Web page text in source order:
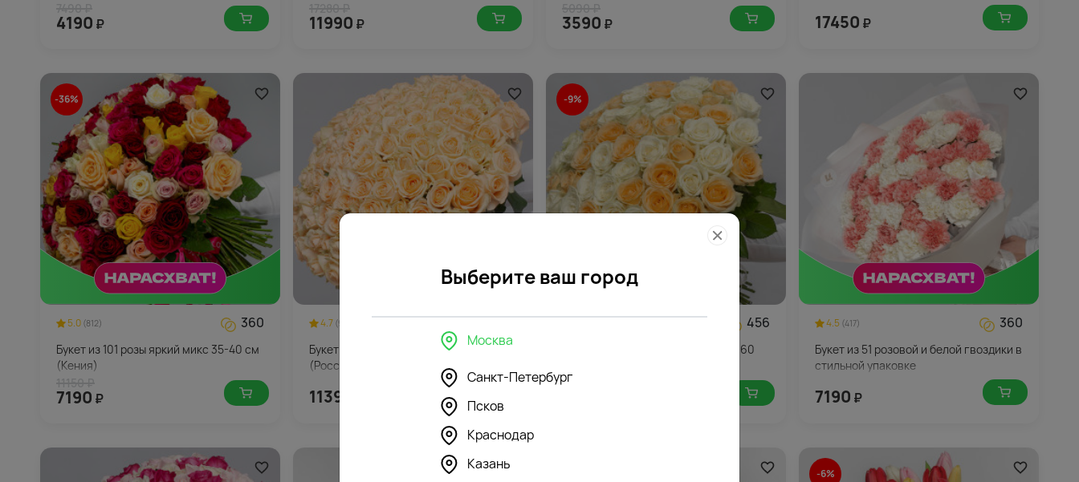
4190 ₽ 11990 ₽ 3590 ₽ 17450 ₽
-36%
5.0 (812) 360
Букет из 101 розы яркий микс 35-40 см
(Кения)
7190 ₽
4.7 (944) 570
Букет из 101 кремовой розы 35-40 см
(Россия) под ленту
11390
-9%
456
Букет из 51 розы нежный микс 50-60
9985 ₽
4.5 (417) 360
Букет из 51 розовой и белой гвоздики в
стильной упаковке
7190 ₽
-6%
Выберите ваш город
Москва
Санкт-Петербург
Псков
Краснодар
Казань